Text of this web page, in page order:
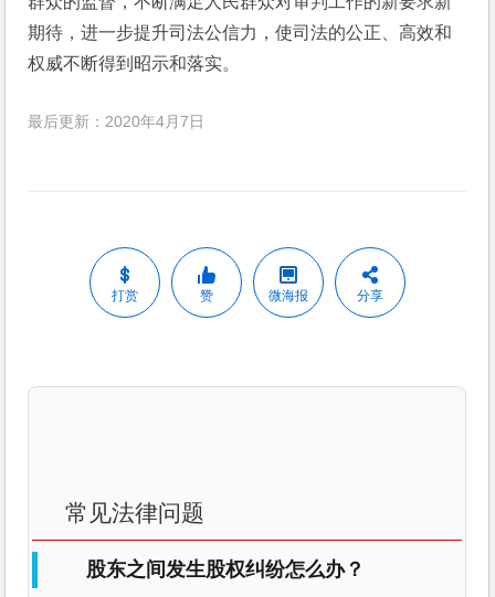
期待，进一步提升司法公信力，使司法的公正、高效和
权威不断得到昭示和落实。
最后更新：2020年4月7日
打赏 赞 微海报 分享
常见法律问题
股东之间发生股权纠纷怎么办？